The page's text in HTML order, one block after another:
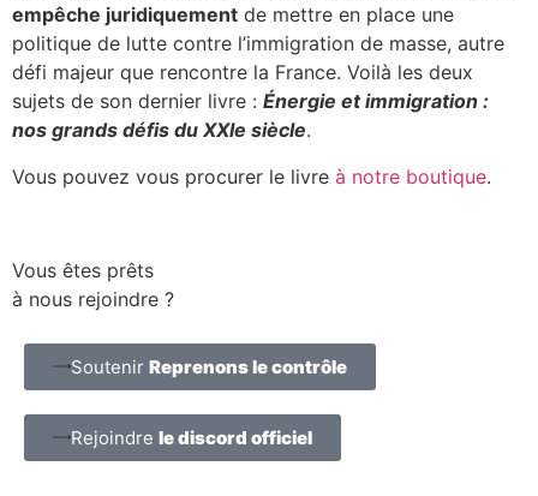
empêche juridiquement de mettre en place une
politique de lutte contre l’immigration de masse, autre
défi majeur que rencontre la France. Voilà les deux
sujets de son dernier livre : Énergie et immigration :
nos grands défis du XXIe siècle.
Vous pouvez vous procurer le livre à notre boutique.
Vous êtes prêts
à nous rejoindre ?
Soutenir Reprenons le contrôle
Rejoindre le discord officiel